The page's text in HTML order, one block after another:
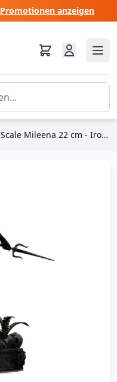
Promotionen anzeigen
Art Scale Mileena 22 cm - Iron Studios Mortal Kombat